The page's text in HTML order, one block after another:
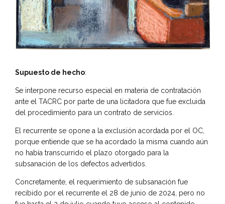
Supuesto de hecho:
Se interpone recurso especial en materia de contratación
ante el TACRC por parte de una licitadora que fue excluida
del procedimiento para un contrato de servicios.
El recurrente se opone a la exclusión acordada por el OC,
porque entiende que se ha acordado la misma cuando aún
no había transcurrido el plazo otorgado para la
subsanación de los defectos advertidos.
Concretamente, el requerimiento de subsanación fue
recibido por el recurrente el 28 de junio de 2024, pero no